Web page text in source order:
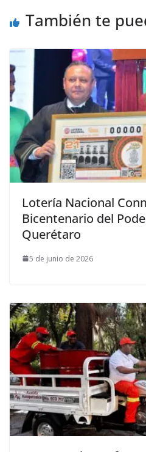
También te
Lotería Nacional
Bicentenario del
Querétaro
5 de junio de 2026